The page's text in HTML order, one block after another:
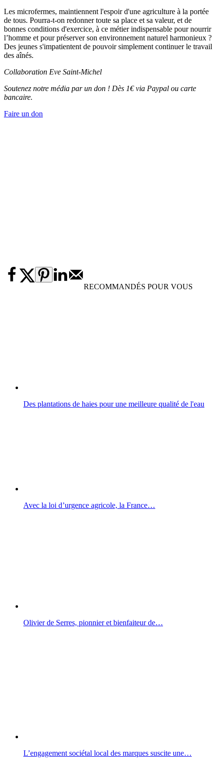
Les microfermes, maintiennent l'espoir d'une agriculture à la portée
de tous. Pourra-t-on redonner toute sa place et sa valeur, et de
bonnes conditions d'exercice, à ce métier indispensable pour nourrir
l’homme et pour préserver son environnement naturel harmonieux ?
Des jeunes s'impatientent de pouvoir simplement continuer le travail
des aînés.
Collaboration Eve Saint-Michel
Soutenez notre média par un don ! Dès 1€ via Paypal ou carte
bancaire.
Faire un don
RECOMMANDÉS POUR VOUS
Des plantations de haies pour une meilleure qualité de l'eau
Avec la loi d’urgence agricole, la France…
Olivier de Serres, pionnier et bienfaiteur de…
L’engagement sociétal local des marques suscite une…